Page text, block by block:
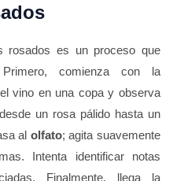
rosados es un proceso que
comienza con la
vino en una copa y observa
un rosa pálido hasta un
al olfato; agita suavemente
Intenta identificar notas
Finalmente, llega la